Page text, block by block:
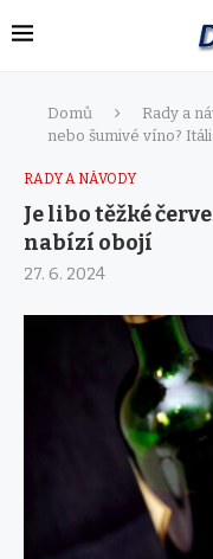
Domů Rady a
nebo šumivé víno?
RADY A NÁVODY
Je libo těžké
nabízí obojí
27. 6. 2024